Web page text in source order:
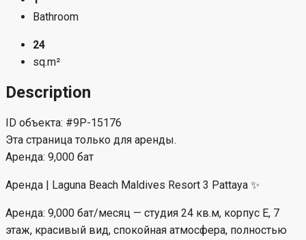
Bathroom
24
sq.m²
Description
ID объекта: #9P-15176
Эта страница только для аренды.
Аренда: 9,000 бат
Аренда | Laguna Beach Maldives Resort 3 Pattaya ✨
Аренда: 9,000 бат/месяц — студия 24 кв.м, корпус E, 7
этаж, красивый вид, спокойная атмосфера, полностью